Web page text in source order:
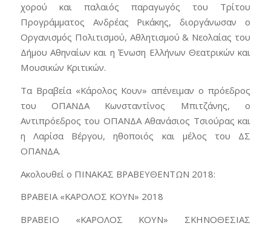
χορού και παλαιός παραγωγός του Τρίτου
Προγράμματος Ανδρέας Ρικάκης, διοργάνωσαν ο
Οργανισμός Πολιτισμού, Αθλητισμού & Νεολαίας του
Δήμου Αθηναίων και η Ένωση Ελλήνων Θεατρικών και
Μουσικών Κριτικών.
Τα Βραβεία «Κάρολος Κουν» απένειμαν ο πρόεδρος
του ΟΠΑΝΔΑ Κωνσταντίνος Μπιτζάνης, ο
Αντιπρόεδρος του ΟΠΑΝΔΑ Αθανάσιος Τσιούρας και
η Λαρίσα Βέργου, ηθοποιός και μέλος του ΔΣ
ΟΠΑΝΔΑ.
Ακολουθεί ο ΠΙΝΑΚΑΣ ΒΡΑΒΕΥΘΕΝΤΩΝ 2018:
ΒΡΑΒΕΙΑ «ΚΑΡΟΛΟΣ ΚΟΥΝ» 2018
ΒΡΑΒΕΙΟ «ΚΑΡΟΛΟΣ ΚΟΥΝ» ΣΚΗΝΟΘΕΣΙΑΣ